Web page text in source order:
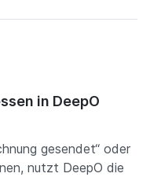
in DeepO
gesendet“ oder
nutzt DeepO die